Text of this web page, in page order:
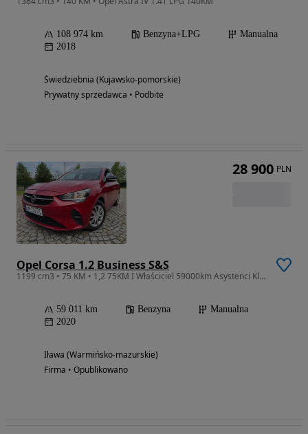
108 974 km Benzyna+LPG
Manualna
2018
Świedziebnia (Kujawsko-pomorskie)
Prywatny sprzedawca • Podbite
Opel Corsa 1.2 Business S&S
1199 cm3 • 75 KM • 1,2 75KM I Właściciel 59000km Asystenci Klima Salon PL
59 011 km Benzyna
Manualna
2020
Iława (Warmińsko-mazurskie)
Firma • Opublikowano
28 900 PLN